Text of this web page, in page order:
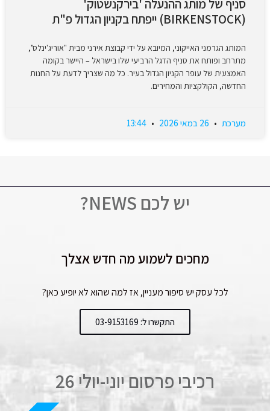
סניף של מותג ההנעלה 'בירקנשטוק'
(BIRKENSTOCK) ייפתח בקניון הגדול פ"ת
המותג הגרמני האייקוני, המיובא על ידי קבוצת אירני מבית "אוריג'ינלס",
מתרחב ופותח את סניף הדגל הרביעי שלו בישראל – היישר בקומה
האמצעית של עופר הקניון הגדול בעיר. כל מה שצריך לדעת על החנות
החדשה, הקולקציות והמחירים.
מערכת
יש לכם NEWS?
מחכים לשמוע מה חדש אצלך
לכל עסק יש סיפור מעניין, אז למה שהוא לא יופיע כאן?
התקשרו ל: 03-9153169
רכיבי פרסום יוני-יולי 26